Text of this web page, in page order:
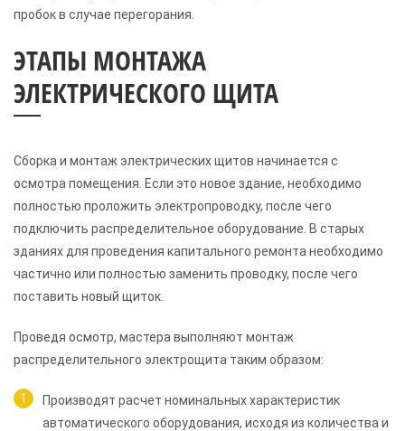
пробок в случае перегорания.
ЭТАПЫ МОНТАЖА
ЭЛЕКТРИЧЕСКОГО ЩИТА
Сборка и монтаж электрических щитов начинается с
осмотра помещения. Если это новое здание, необходимо
полностью проложить электропроводку, после чего
подключить распределительное оборудование. В старых
зданиях для проведения капитального ремонта необходимо
частично или полностью заменить проводку, после чего
поставить новый щиток.
Проведя осмотр, мастера выполняют монтаж
распределительного электрощита таким образом:
Производят расчет номинальных характеристик
автоматического оборудования, исходя из количества и